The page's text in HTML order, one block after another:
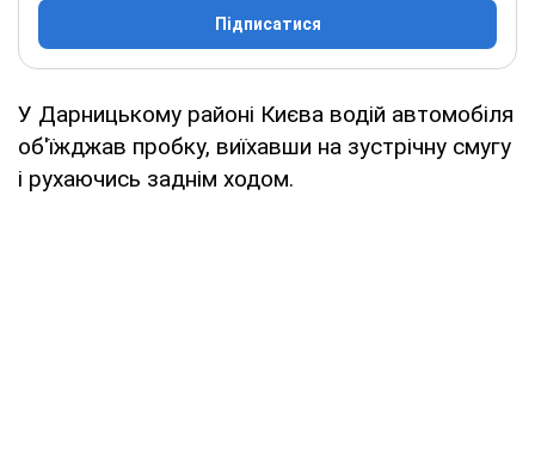
Підписатися
У Дарницькому районі Києва водій автомобіля
об'їжджав пробку, виїхавши на зустрічну смугу
і рухаючись заднім ходом.